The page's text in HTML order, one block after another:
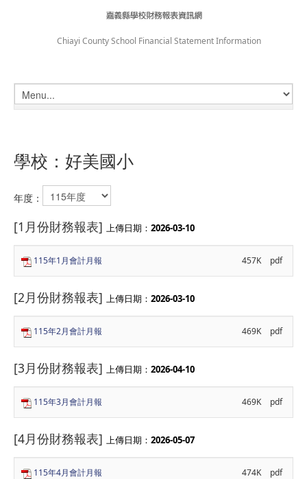
Chiayi County School Financial Statement Information
學校：好美國小
年度：
[1月份財務報表] 上傳日期： 2026-03-10
115年1月會計月報 457K pdf
[2月份財務報表] 上傳日期： 2026-03-10
115年2月會計月報 469K pdf
[3月份財務報表] 上傳日期： 2026-04-10
115年3月會計月報 469K pdf
[4月份財務報表] 上傳日期： 2026-05-07
115年4月會計月報 474K pdf